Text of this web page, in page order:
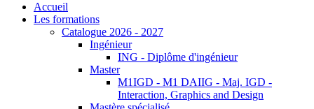
Accueil
Les formations
Catalogue 2026 - 2027
Ingénieur
ING - Diplôme d'ingénieur
Master
M1IGD - M1 DAIIG - Maj. IGD -
Interaction, Graphics and Design